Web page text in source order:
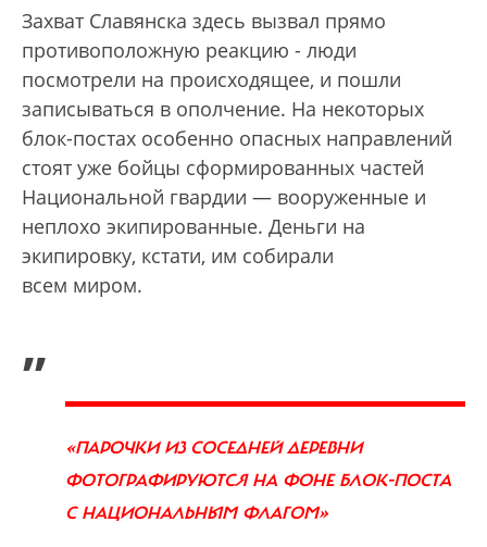
Захват Славянска здесь вызвал прямо
противоположную реакцию - люди
посмотрели на происходящее, и пошли
записываться в ополчение. На некоторых
блок-постах особенно опасных направлений
стоят уже бойцы сформированных частей
Национальной гвардии — вооруженные и
неплохо экипированные. Деньги на
экипировку, кстати, им собирали
всем миром.
„
«ПАРОЧКИ ИЗ СОСЕДНЕЙ ДЕРЕВНИ
ФОТОГРАФИРУЮТСЯ НА ФОНЕ БЛОК-ПОСТА
С НАЦИОНАЛЬНЫМ ФЛАГОМ»